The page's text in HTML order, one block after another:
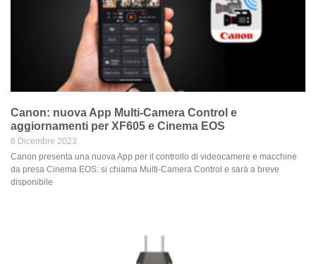
Canon: nuova App Multi-Camera Control e
aggiornamenti per XF605 e Cinema EOS
6 Dicembre 2023
Canon presenta una nuova App per il controllo di videocamere e macchine
da presa Cinema EOS: si chiama Multi-Camera Control e sarà a breve
disponibile